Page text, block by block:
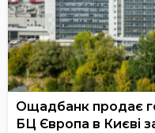
Ощадбанк продає
БЦ Європа в Києві